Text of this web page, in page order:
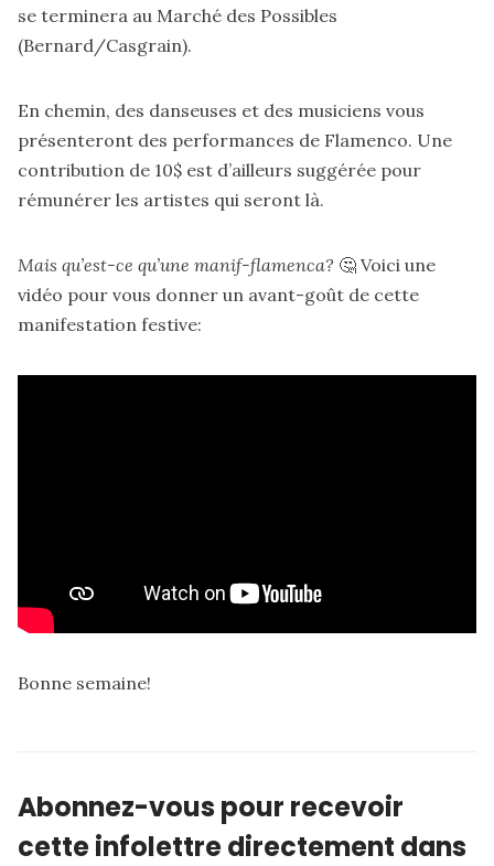
se terminera au Marché des Possibles
(Bernard/Casgrain).
En chemin, des danseuses et des musiciens vous
présenteront des performances de Flamenco. Une
contribution de 10$ est d’ailleurs suggérée pour
rémunérer les artistes qui seront là.
Mais qu’est-ce qu’une manif-flamenca? 🤔 Voici une
vidéo pour vous donner un avant-goût de cette
manifestation festive:
Bonne semaine!
Abonnez-vous pour recevoir
cette infolettre directement dans